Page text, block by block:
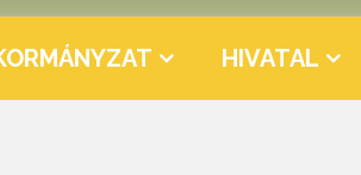
HIVATAL